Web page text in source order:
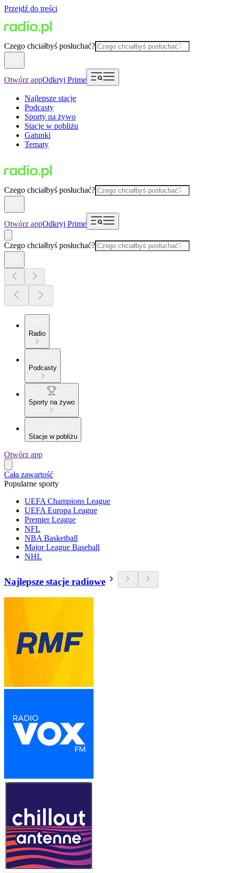
Przejdź do treści
Czego chciałbyś posłuchać?
Otwórz appOdkryj Prime
Najlepsze stacje
Podcasty
Sporty na żywo
Stacje w pobliżu
Gatunki
Tematy
Czego chciałbyś posłuchać?
Otwórz appOdkryj Prime
Czego chciałbyś posłuchać?
Radio
Podcasty
Sporty na żywo
Stacje w pobliżu
Otwórz app
Cała zawartość
Popularne sporty
UEFA Champions League
UEFA Europa League
Premier League
NFL
NBA Basketball
Major League Baseball
NHL
Najlepsze stacje radiowe